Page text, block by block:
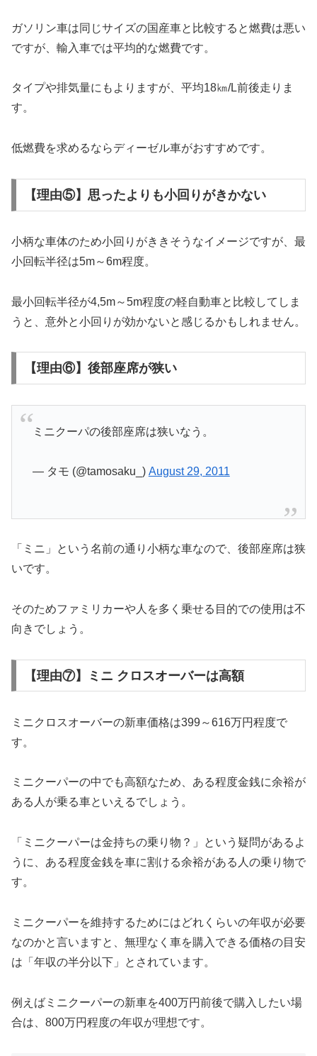
ガソリン車は同じサイズの国産車と比較すると燃費は悪い
ですが、輸入車では平均的な燃費です。
タイプや排気量にもよりますが、平均18㎞/L前後走りま
す。
低燃費を求めるならディーゼル車がおすすめです。
【理由⑤】思ったよりも小回りがきかない
小柄な車体のため小回りがききそうなイメージですが、最
小回転半径は5m～6m程度。
最小回転半径が4,5m～5m程度の軽自動車と比較してしま
うと、意外と小回りが効かないと感じるかもしれません。
【理由⑥】後部座席が狭い
ミニクーパの後部座席は狭いなう。
— タモ (@tamosaku_) August 29, 2011
「ミニ」という名前の通り小柄な車なので、後部座席は狭
いです。
そのためファミリカーや人を多く乗せる目的での使用は不
向きでしょう。
【理由⑦】ミニ クロスオーバーは高額
ミニクロスオーバーの新車価格は399～616万円程度で
す。
ミニクーパーの中でも高額なため、ある程度金銭に余裕が
ある人が乗る車といえるでしょう。
「ミニクーパーは金持ちの乗り物？」という疑問があるよ
うに、ある程度金銭を車に割ける余裕がある人の乗り物で
す。
ミニクーパーを維持するためにはどれくらいの年収が必要
なのかと言いますと、無理なく車を購入できる価格の目安
は「年収の半分以下」とされています。
例えばミニクーパーの新車を400万円前後で購入したい場
合は、800万円程度の年収が理想です。